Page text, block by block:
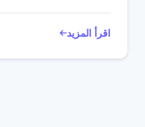
اقرأ المزيد